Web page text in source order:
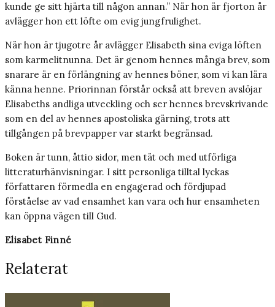
kunde ge sitt hjärta till någon annan.” När hon är fjorton år
avlägger hon ett löfte om evig jungfrulighet.
När hon är tjugotre år avlägger Elisabeth sina eviga löften
som karmelitnunna. Det är genom hennes många brev, som
snarare är en förlängning av hennes böner, som vi kan lära
känna henne. Priorinnan förstår också att breven avslöjar
Elisabeths andliga utveckling och ser hennes brevskrivande
som en del av hennes apostoliska gärning, trots att
tillgången på brevpapper var starkt begränsad.
Boken är tunn, åttio sidor, men tät och med utförliga
litteraturhänvisningar. I sitt personliga tilltal lyckas
författaren förmedla en engagerad och fördjupad
förståelse av vad ensamhet kan vara och hur ensamheten
kan öppna vägen till Gud.
Elisabet Finné
Relaterat